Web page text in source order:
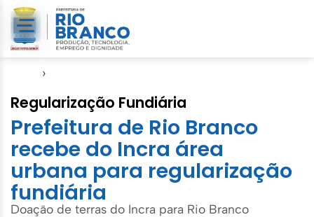
›
Regularização Fundiária
Prefeitura de Rio Branco
recebe do Incra área
urbana para regularização
fundiária
Doação de terras do Incra para Rio Branco